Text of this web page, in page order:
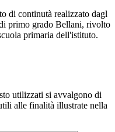
di continutà realizzato dagl
primo grado Bellani, rivolto
primaria dell'istituto.
utilizzati si avvalgono di
alle finalità illustrate nella